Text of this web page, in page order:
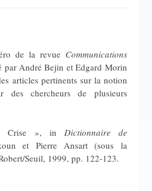
de la revue Communications
par André Bejin et Edgard Morin
articles pertinents sur la notion
des chercheurs de plusieurs
Crise », in Dictionnaire de
et Pierre Ansart (sous la
Seuil, 1999, pp. 122-123.